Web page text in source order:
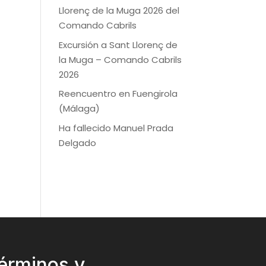
Llorenç de la Muga 2026 del
Comando Cabrils
Excursión a Sant Llorenç de
la Muga – Comando Cabrils
2026
Reencuentro en Fuengirola
(Málaga)
Ha fallecido Manuel Prada
Delgado